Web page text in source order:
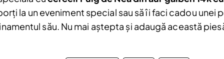
la un eveniment special sau să îi faci cadou
său. Nu mai aștepta și adaugă această